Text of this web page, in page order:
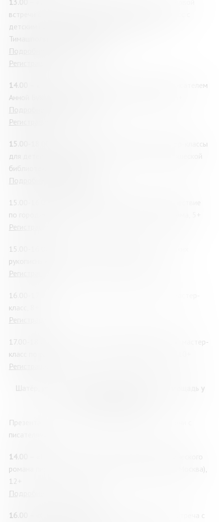
13.00
встречи с читателями: интерактивный мастер-класс с
детским писателем, педагогом Екатериной
Тимашпольской, (г. Москва), 6+
Подробнее о мероприятии
Регистрация
14.00
– «Пишем сказку вместе»: игра с детским писателем
Анной Бухтияровой (Анна Андим), (г. Краснодар), 6+
Подробнее о мероприятии
Регистрация
15.00-18.00
– Книжный переполох»: игры и мастер-классы
для детей от Мурманской областной детско-юношеской
библиотеки (МОДЮБ)
Подробнее о мероприятии
15.00-16.00 «Разноцветный калейдоскоп»: путешествие
по городам Мурманской области, игровая программа, 5+
Регистрация
15.00-16.00 «Мои места родные»: выставка детских
рукописных книг из фонда музея МОДЮБ, 6+
Регистрация
16.00-17.00 «Книжка-малышка своими руками»: мастер-
класс, 8+
Регистрация
17.00-18.00 «Путешествие по Северному сиянию»: мастер-
класс по сборке спилс-карт Мурманской области, 10+
Регистрация
Шатёр, уличная площадка, ул. Пушкинская, 3 (площадь у
Презентации книг и издательских проектов, встречи с
писателями
14.00
романа писателя, психолога Натальи Сурьевой, (г. Москва),
12+
Подробнее о мероприятии
16.00
– «Служу книге. Служу слову»: творческая встреча с